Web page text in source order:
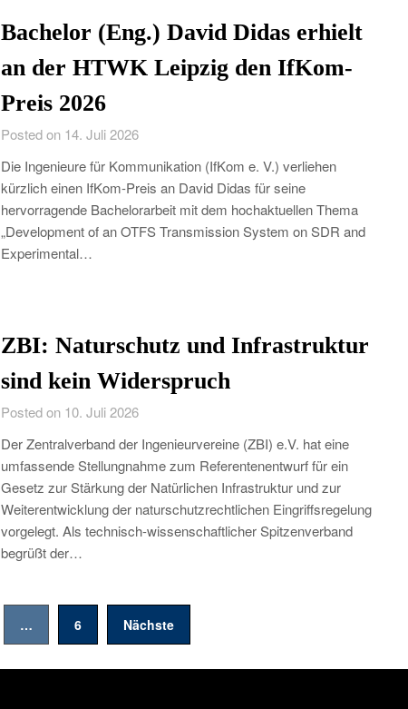
Bachelor (Eng.) David Didas erhielt
an der HTWK Leipzig den IfKom-
Preis 2026
Posted on 14. Juli 2026
Die Ingenieure für Kommunikation (IfKom e. V.) verliehen
kürzlich einen IfKom-Preis an David Didas für seine
hervorragende Bachelorarbeit mit dem hochaktuellen Thema
„Development of an OTFS Transmission System on SDR and
Experimental…
ZBI: Naturschutz und Infrastruktur
sind kein Widerspruch
Posted on 10. Juli 2026
Der Zentralverband der Ingenieurvereine (ZBI) e.V. hat eine
umfassende Stellungnahme zum Referentenentwurf für ein
Gesetz zur Stärkung der Natürlichen Infrastruktur und zur
Weiterentwicklung der naturschutzrechtlichen Eingriffsregelung
vorgelegt. Als technisch-wissenschaftlicher Spitzenverband
begrüßt der…
… 6 Nächste